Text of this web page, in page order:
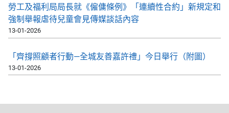
勞工及福利局局長就《僱傭條例》「連續性合約」新規定和
強制舉報虐待兒童會見傳媒談話內容
13-01-2026
「齊撐照顧者行動—全城友善嘉許禮」今日舉行（附圖）
13-01-2026